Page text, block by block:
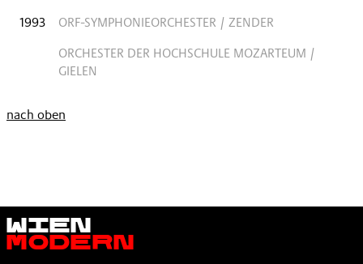
1993
ORF-SYMPHONIEORCHESTER / ZENDER
ORCHESTER DER HOCHSCHULE MOZARTEUM /
GIELEN
nach oben
Wien
Modern